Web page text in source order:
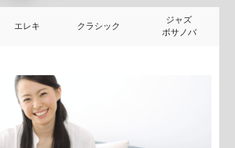
エレキ クラシック
ジャズ
ボサノバ